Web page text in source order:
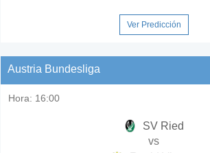
Ver Predicción
Austria Bundesliga
Hora: 16:00
SV Ried
vs